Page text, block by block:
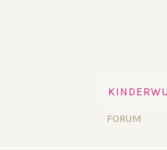
überspringen
Navigation
FORUM